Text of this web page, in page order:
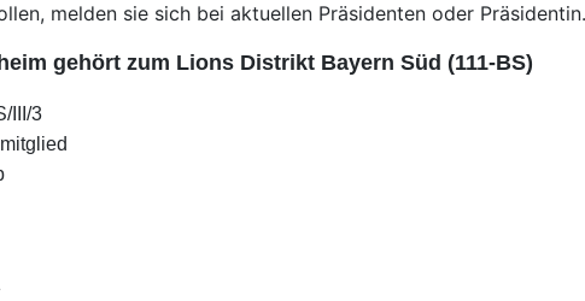
melden sie sich bei aktuellen Präsidenten oder Präsidentin.
gehört zum Lions Distrikt Bayern Süd (111-BS)
III/3